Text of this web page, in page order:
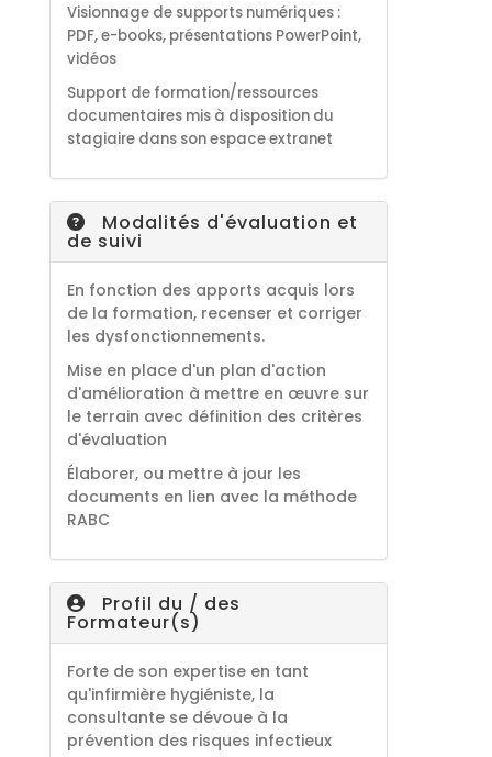
Visionnage de supports numériques :
PDF, e-books, présentations PowerPoint,
vidéos
Support de formation/ressources
documentaires mis à disposition du
stagiaire dans son espace extranet
Modalités d'évaluation et
de suivi
En fonction des apports acquis lors
de la formation, recenser et corriger
les dysfonctionnements.
Mise en place d'un plan d'action
d'amélioration à mettre en œuvre sur
le terrain avec définition des critères
d'évaluation
Élaborer, ou mettre à jour les
documents en lien avec la méthode
RABC
Profil du / des
Formateur(s)
Forte de son expertise en tant
qu'infirmière hygiéniste, la
consultante se dévoue à la
prévention des risques infectieux